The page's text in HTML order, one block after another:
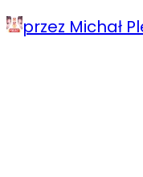
przez Michał